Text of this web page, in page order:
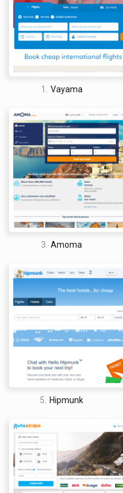
Sus calificaciones se
Airbnb, sin embargo, me
expertos» para obtener
confiable de la calidad de
segmento de «Bueno
pequeños detalles que de
1. Vayama
3. Amoma
5. Hipmunk